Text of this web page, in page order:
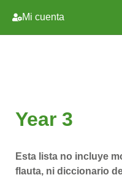
Mi cuenta
Year 3
Esta lista no incluye
flauta, ni diccionario